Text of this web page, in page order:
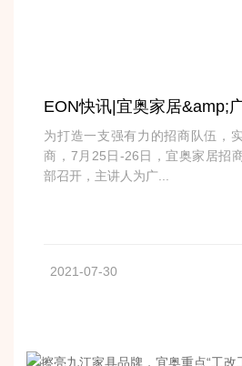
为打造一支强有力的招商队伍，
商，7月25日-26日，宜奥家居招
部召开，主讲人为广...
2021-07-30